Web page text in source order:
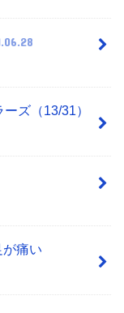
ズ（13/31）
痛い